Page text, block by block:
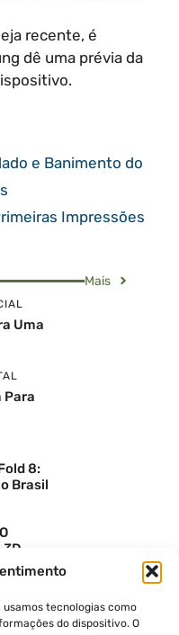
tecnologias como
do dispositivo. O
recente, é
dê uma prévia da
e Banimento do
Impressões
Mais
Uma
Para
8:
Brasil
3D
50
Uma